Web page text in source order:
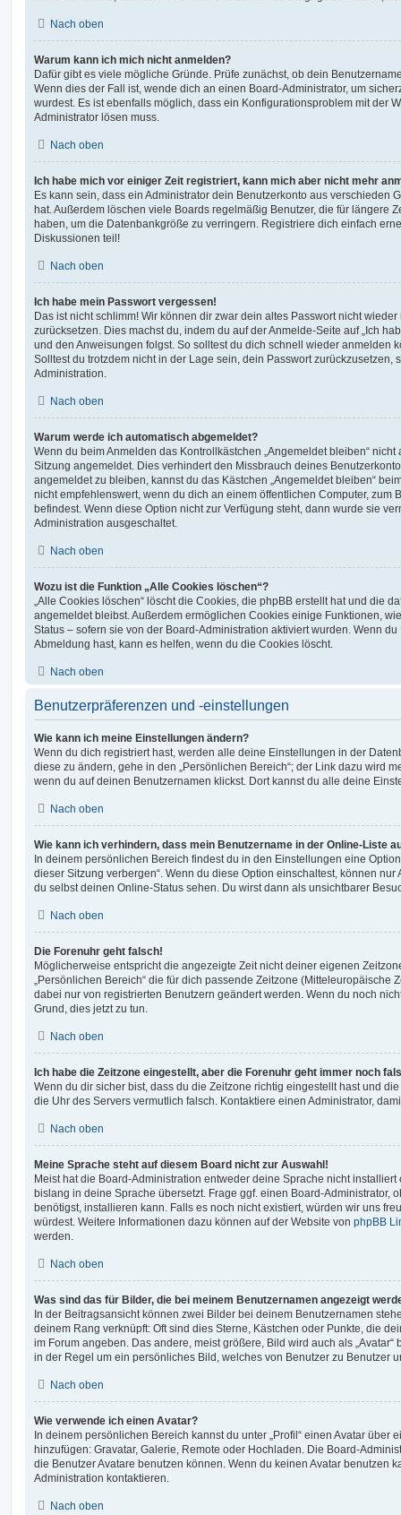
Nach oben
Warum kann ich mich nicht anmelden?
Dafür gibt es viele mögliche Gründe. Prüfe zunächst, ob dein
Wenn dies der Fall ist, wende dich an einen Board-Administrator, um
wurdest. Es ist ebenfalls möglich, dass ein Konfigurationsproblem mit der
Administrator lösen muss.
Nach oben
Ich habe mich vor einiger Zeit registriert, kann mich aber nicht mehr
Es kann sein, dass ein Administrator dein Benutzerkonto aus verschieden
hat. Außerdem löschen viele Boards regelmäßig Benutzer, die für längere
haben, um die Datenbankgröße zu verringern. Registriere dich einfach
Diskussionen teil!
Nach oben
Ich habe mein Passwort vergessen!
Das ist nicht schlimm! Wir können dir zwar dein altes Passwort nicht
zurücksetzen. Dies machst du, indem du auf der Anmelde-Seite auf „Ich
und den Anweisungen folgst. So solltest du dich schnell wieder anmelden
Solltest du trotzdem nicht in der Lage sein, dein Passwort zurückzusetzen,
Administration.
Nach oben
Warum werde ich automatisch abgemeldet?
Wenn du beim Anmelden das Kontrollkästchen „Angemeldet bleiben“
Sitzung angemeldet. Dies verhindert den Missbrauch deines
angemeldet zu bleiben, kannst du das Kästchen „Angemeldet bleiben“
nicht empfehlenswert, wenn du dich an einem öffentlichen Computer, zum
befindest. Wenn diese Option nicht zur Verfügung steht, dann wurde sie
Administration ausgeschaltet.
Nach oben
Wozu ist die Funktion „Alle Cookies löschen“?
„Alle Cookies löschen“ löscht die Cookies, die phpBB erstellt hat und die
angemeldet bleibst. Außerdem ermöglichen Cookies einige Funktionen,
Status – sofern sie von der Board-Administration aktiviert wurden. Wenn
Abmeldung hast, kann es helfen, wenn du die Cookies löscht.
Nach oben
Benutzerpräferenzen und -einstellungen
Wie kann ich meine Einstellungen ändern?
Wenn du dich registriert hast, werden alle deine Einstellungen in der
diese zu ändern, gehe in den „Persönlichen Bereich“; der Link dazu wird
wenn du auf deinen Benutzernamen klickst. Dort kannst du alle deine
Nach oben
Wie kann ich verhindern, dass mein Benutzername in der Online-Liste
In deinem persönlichen Bereich findest du in den Einstellungen eine
dieser Sitzung verbergen“. Wenn du diese Option einschaltest, können
du selbst deinen Online-Status sehen. Du wirst dann als unsichtbarer
Nach oben
Die Forenuhr geht falsch!
Möglicherweise entspricht die angezeigte Zeit nicht deiner eigenen
„Persönlichen Bereich“ die für dich passende Zeitzone (Mitteleuropäische
dabei nur von registrierten Benutzern geändert werden. Wenn du noch
Grund, dies jetzt zu tun.
Nach oben
Ich habe die Zeitzone eingestellt, aber die Forenuhr geht immer noch
Wenn du dir sicher bist, dass du die Zeitzone richtig eingestellt hast und
die Uhr des Servers vermutlich falsch. Kontaktiere einen Administrator,
Nach oben
Meine Sprache steht auf diesem Board nicht zur Auswahl!
Meist hat die Board-Administration entweder deine Sprache nicht
bislang in deine Sprache übersetzt. Frage ggf. einen Board-Administrator,
benötigst, installieren kann. Falls es noch nicht existiert, würden wir uns
würdest. Weitere Informationen dazu können auf der Website von phpBB
werden.
Nach oben
Was sind das für Bilder, die bei meinem Benutzernamen angezeigt
In der Beitragsansicht können zwei Bilder bei deinem Benutzernamen
deinem Rang verknüpft: Oft sind dies Sterne, Kästchen oder Punkte, die
im Forum angeben. Das andere, meist größere, Bild wird auch als
in der Regel um ein persönliches Bild, welches von Benutzer zu Benutzer
Nach oben
Wie verwende ich einen Avatar?
In deinem persönlichen Bereich kannst du unter „Profil“ einen Avatar über
hinzufügen: Gravatar, Galerie, Remote oder Hochladen. Die Board-
die Benutzer Avatare benutzen können. Wenn du keinen Avatar benutzen
Administration kontaktieren.
Nach oben